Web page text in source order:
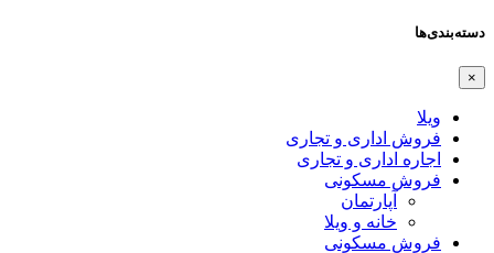
دسته‌بندی‌ها
×
ویلا
فروش اداری و تجاری
اجاره اداری و تجاری
فروش مسکونی
آپارتمان
خانه و ویلا
فروش مسکونی